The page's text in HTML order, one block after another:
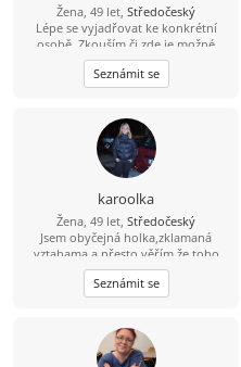
Žena, 49 let, Středočeský
Lépe se vyjadřovat ke konkrétní
osobě. Zkouším či zde je možné
poznat lidskou duši pro život?
Seznámit se
karoolka
Žena, 49 let, Středočeský
Jsem obyčejná holka,zklamaná
vztahama a přesto věřím,že toho
pravého jednou najdu.
Seznámit se